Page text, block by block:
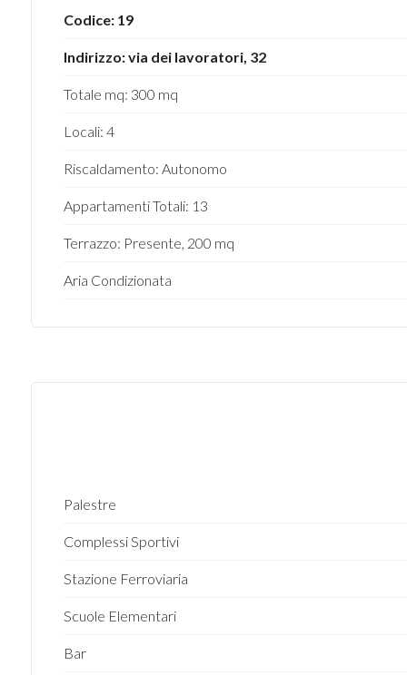
Codice: 19
Indirizzo: via dei lavoratori, 32
Totale mq: 300 mq
Locali: 4
Riscaldamento: Autonomo
Appartamenti Totali: 13
Terrazzo: Presente, 200 mq
Aria Condizionata
Palestre
Complessi Sportivi
Stazione Ferroviaria
Scuole Elementari
Bar
Bagni
minimi
Qualsiasi
minime
Qualsiasi